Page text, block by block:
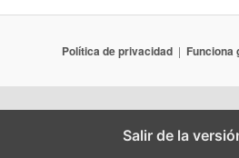
Política de privacidad Funciona
Salir de la